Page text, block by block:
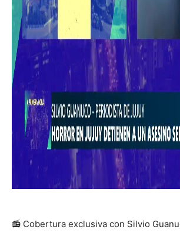
📻 Cobertura exclusiva con Silvio